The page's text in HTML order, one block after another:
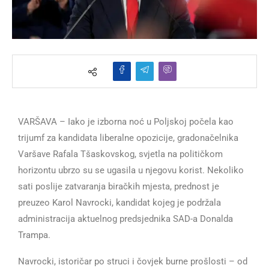
VARŠAVA – Iako je izborna noć u Poljskoj počela kao
trijumf za kandidata liberalne opozicije, gradonačelnika
Varšave Rafala Tšaskovskog, svjetla na političkom
horizontu ubrzo su se ugasila u njegovu korist. Nekoliko
sati poslije zatvaranja biračkih mjesta, prednost je
preuzeo Karol Navrocki, kandidat kojeg je podržala
administracija aktuelnog predsjednika SAD-a Donalda
Trampa.
Navrocki, istoričar po struci i čovjek burne prošlosti – od